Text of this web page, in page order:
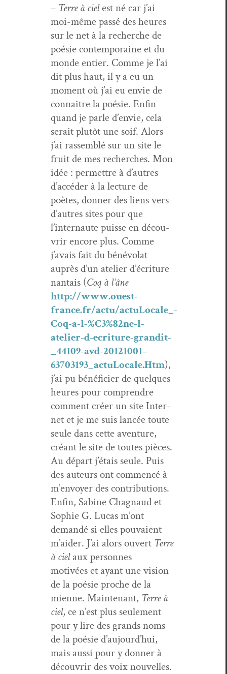
– Terre à cielest né car j’ai
moi-même passé des heures
sur le net à la recherche de
poésie con­tem­po­raine et du
monde entier. Comme je l’ai
dit plus haut, il y a eu un
moment où j’ai eu envie de
con­naître la poésie. Enfin
quand je par­le d’envie, cela
serait plutôt une soif. Alors
j’ai rassem­blé sur un site le
fruit de mes recherch­es. Mon
idée : per­me­t­tre à d’autres
d’accéder à la lec­ture de
poètes, don­ner des liens vers
d’autres sites pour que
l’internaute puisse en décou­
vrir encore plus. Comme
j’avais fait du bénévolat
auprès d’un ate­lier d’écriture
nan­tais (Coq à l’âne
http://www.ouest-
france.fr/actu/actuLocale_-
Coq-a-l-%C3%82ne-l-
atelier-d-ecriture-grandit-
_44109-avd-20121001–
63703193_actuLocale.Htm),
j’ai pu béné­fici­er de quelques
heures pour com­pren­dre
com­ment créer un site Inter­
net et je me suis lancée toute
seule dans cette aven­ture,
créant le site de toutes pièces.
Au départ j’étais seule. Puis
des auteurs ont com­mencé à
m’envoyer des con­tri­bu­tions.
Enfin, Sabine Chag­naud et
Sophie G. Lucas m’ont
demandé si elles pou­vaient
m’aider. J’ai alors ouvert Terre
à cielaux per­son­nes
motivées et ayant une vision
de la poésie proche de la
mienne. Main­tenant, Terre à
ciel, ce n’est plus seule­ment
pour y lire des grands noms
de la poésie d’aujourd’hui,
mais aus­si pour y don­ner à
décou­vrir des voix nouvelles.